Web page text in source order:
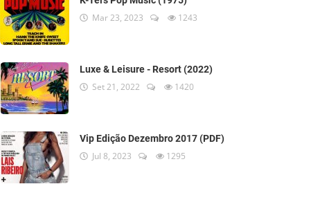
Mar 23, 2023 1243
Luxe & Leisure - Resort (2022)
Set 21, 2022 1420
Vip Edição Dezembro 2017 (PDF)
Jul 8, 2023 1295